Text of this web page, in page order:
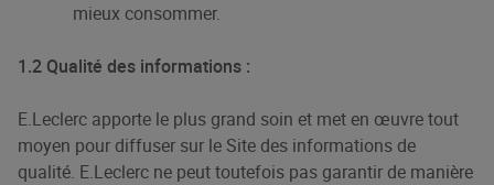
mieux consommer.
1.2 Qualité des informations :
E.Leclerc apporte le plus grand soin et met en œuvre tout
moyen pour diffuser sur le Site des informations de
qualité. E.Leclerc ne peut toutefois pas garantir de manière